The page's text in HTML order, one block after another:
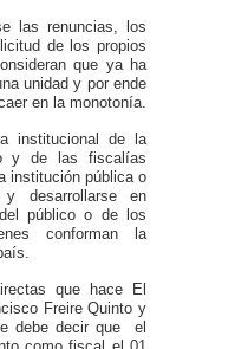
las renuncias, los
de los propios
que ya ha
unidad y por ende
en la monotonía.
institucional de la
y de las fiscalías
institución pública o
desarrollarse en
público o de los
conforman la
que hace El
Freire Quinto y
debe decir que el